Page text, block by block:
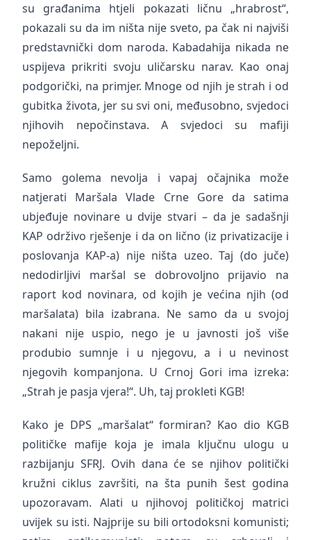
su građanima htjeli pokazati ličnu „hrabrost“,
pokazali su da im ništa nije sveto, pa čak ni najviši
predstavnički dom naroda. Kabadahija nikada ne
uspijeva prikriti svoju uličarsku narav. Kao onaj
podgorički, na primjer. Mnoge od njih je strah i od
gubitka života, jer su svi oni, međusobno, svjedoci
njihovih nepočinstava. A svjedoci su mafiji
nepoželjni.
Samo golema nevolja i vapaj očajnika može
natjerati Maršala Vlade Crne Gore da satima
ubjeđuje novinare u dvije stvari – da je sadašnji
KAP održivo rješenje i da on lično (iz privatizacije i
poslovanja KAP-a) nije ništa uzeo. Taj (do juče)
nedodirljivi maršal se dobrovoljno prijavio na
raport kod novinara, od kojih je većina njih (od
maršalata) bila izabrana. Ne samo da u svojoj
nakani nije uspio, nego je u javnosti još više
produbio sumnje i u njegovu, a i u nevinost
njegovih kompanjona. U Crnoj Gori ima izreka:
„Strah je pasja vjera!“. Uh, taj prokleti KGB!
Kako je DPS „maršalat“ formiran? Kao dio KGB
političke mafije koja je imala ključnu ulogu u
razbijanju SFRJ. Ovih dana će se njihov politički
kružni ciklus završiti, na šta punih šest godina
upozoravam. Alati u njihovoj političkoj matrici
uvijek su isti. Najprije su bili ortodoksni komunisti;